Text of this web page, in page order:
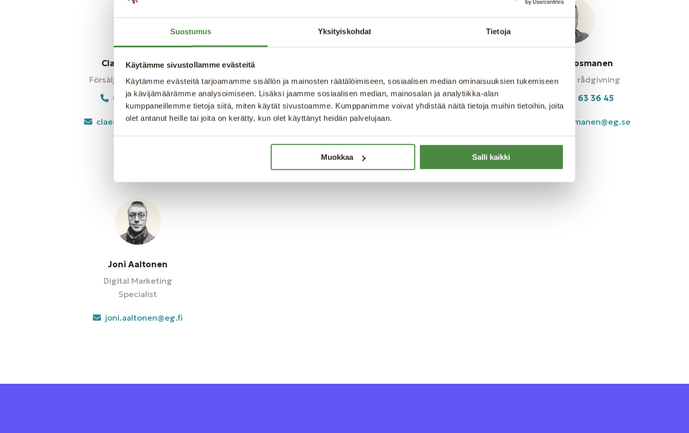
Suostumus Yksityiskohdat Tietoja
Käytämme sivustollamme evästeitä
Käytämme evästeitä tarjoamamme sisällön ja mainosten räätälöimiseen, sosiaalisen median ominaisuuksien tukemiseen
ja kävijämäärämme analysoimiseen. Lisäksi jaamme sosiaalisen median, mainosalan ja analytiikka-alan
kumppaneillemme tietoja siitä, miten käytät sivustoamme. Kumppanimme voivat yhdistää näitä tietoja muihin tietoihin, joita
olet antanut heille tai joita on kerätty, kun olet käyttänyt heidän palvelujaan.
Muokkaa Salli kaikki
Claes Rosenqvist
Försäljning & rådgivning
070-269 66 02
claes.rosenqvist@eg.se
Jan Blomquist
Försäljning &
rådgivning,
försäljningsansvarig
+46 702 94 65 70
janbl@eg.se
Utbildning
paulina.kinnunen@eg.fi
Markus Kuosmanen
Försäljning & rådgivning
+46 737 63 36 45
markus.kuosmanen@eg.se
Joni Aaltonen
Digital Marketing
Specialist
joni.aaltonen@eg.fi